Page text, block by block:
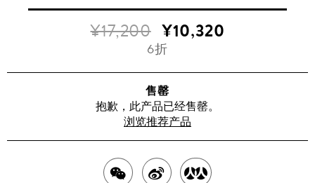
¥17,200 ¥10,320
6折
售罄
抱歉，此产品已经售罄。
浏览推荐产品
分
分
分